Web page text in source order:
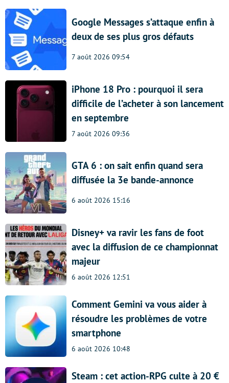
Google Messages s’attaque enfin à
deux de ses plus gros défauts
7 août 2026 09:54
iPhone 18 Pro : pourquoi il sera
difficile de l’acheter à son lancement
en septembre
7 août 2026 09:36
GTA 6 : on sait enfin quand sera
diffusée la 3e bande-annonce
6 août 2026 15:16
Disney+ va ravir les fans de foot
avec la diffusion de ce championnat
majeur
6 août 2026 12:51
Comment Gemini va vous aider à
résoudre les problèmes de votre
smartphone
6 août 2026 10:48
Steam : cet action-RPG culte à 20 €